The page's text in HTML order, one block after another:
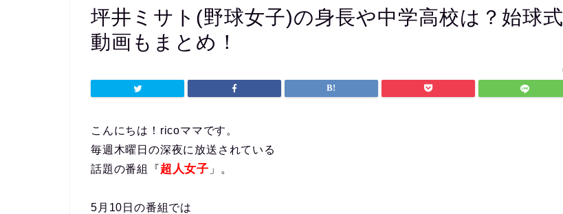
坪井ミサト(野球女子)の身長や中学高校は？始球式
動画もまとめ！
こんにちは！ricoママです。
毎週木曜日の深夜に放送されている
話題の番組『超人女子 」。
5月10日の番組では